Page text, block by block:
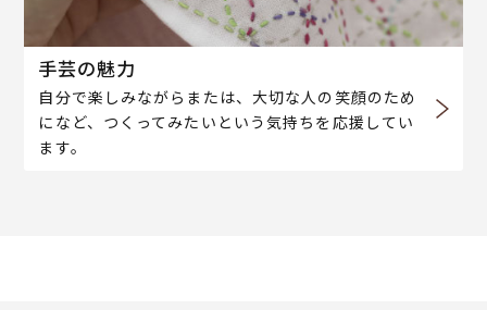
手芸の魅力
自分で楽しみながらまたは、大切な人の笑顔のため
になど、つくってみたいという気持ちを応援してい
ます。